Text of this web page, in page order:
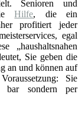
Senioren und
Hilfe, die ein
profitiert jeder
egal
„haushaltsnahen
Sie geben die
an und können auf
Sie
bar sondern per